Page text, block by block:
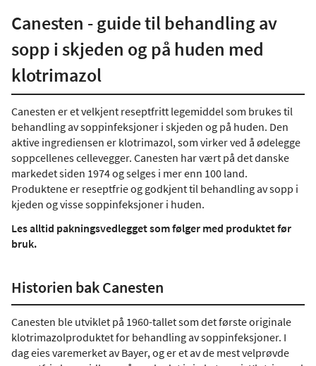
Canesten - guide til behandling av
sopp i skjeden og på huden med
klotrimazol
Canesten er et velkjent reseptfritt legemiddel som brukes til
behandling av soppinfeksjoner i skjeden og på huden. Den
aktive ingrediensen er klotrimazol, som virker ved å ødelegge
soppcellenes cellevegger. Canesten har vært på det danske
markedet siden 1974 og selges i mer enn 100 land.
Produktene er reseptfrie og godkjent til behandling av sopp i
kjeden og visse soppinfeksjoner i huden.
Les alltid pakningsvedlegget som følger med produktet før
bruk.
Historien bak Canesten
Canesten ble utviklet på 1960-tallet som det første originale
klotrimazolproduktet for behandling av soppinfeksjoner. I
dag eies varemerket av Bayer, og er et av de mest velprøvde